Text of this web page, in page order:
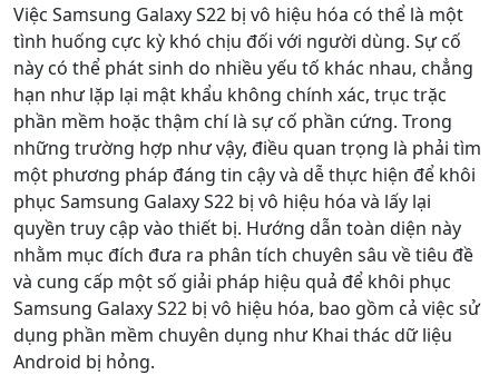
Việc Samsung Galaxy S22 bị vô hiệu hóa có thể là một
tình huống cực kỳ khó chịu đối với người dùng. Sự cố
này có thể phát sinh do nhiều yếu tố khác nhau, chẳng
hạn như lặp lại mật khẩu không chính xác, trục trặc
phần mềm hoặc thậm chí là sự cố phần cứng. Trong
những trường hợp như vậy, điều quan trọng là phải tìm
một phương pháp đáng tin cậy và dễ thực hiện để khôi
phục Samsung Galaxy S22 bị vô hiệu hóa và lấy lại
quyền truy cập vào thiết bị. Hướng dẫn toàn diện này
nhằm mục đích đưa ra phân tích chuyên sâu về tiêu đề
và cung cấp một số giải pháp hiệu quả để khôi phục
Samsung Galaxy S22 bị vô hiệu hóa, bao gồm cả việc sử
dụng phần mềm chuyên dụng như Khai thác dữ liệu
Android bị hỏng.